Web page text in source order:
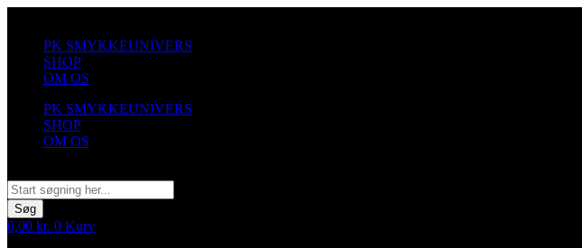
indholdPK SMYKKEUNIVERS
SHOP
OM OS
PK SMYKKEUNIVERS
SHOP
OM OS
Søg
0,00 kr. 0 Kurv